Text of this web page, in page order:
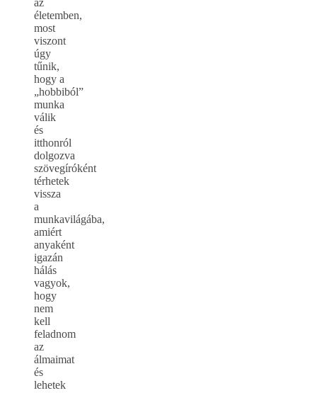
az
életemben,
most
viszont
úgy
tűnik,
hogy a
„hobbiból”
munka
válik
és
itthonról
dolgozva
szövegíróként
térhetek
vissza
a
munkavilágába,
amiért
anyaként
igazán
hálás
vagyok,
hogy
nem
kell
feladnom
az
álmaimat
és
lehetek